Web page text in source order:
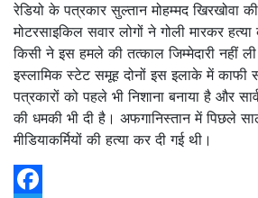
रेडियो के पत्रकार सुल्तान मोहम्मद खिरखोवा
मोटरसाइकिल सवार लोगों ने गोली मारकर हत्या
किसी ने इस हमले की तत्काल जिम्मेदारी नहीं
इस्लामिक स्टेट समूह दोनों इस इलाके में
पत्रकारों को पहले भी निशाना बनाया है और
की धमकी भी दी है। अफगानिस्तान में पिछले
मीडियाकर्मियों की हत्या कर दी गई थी।